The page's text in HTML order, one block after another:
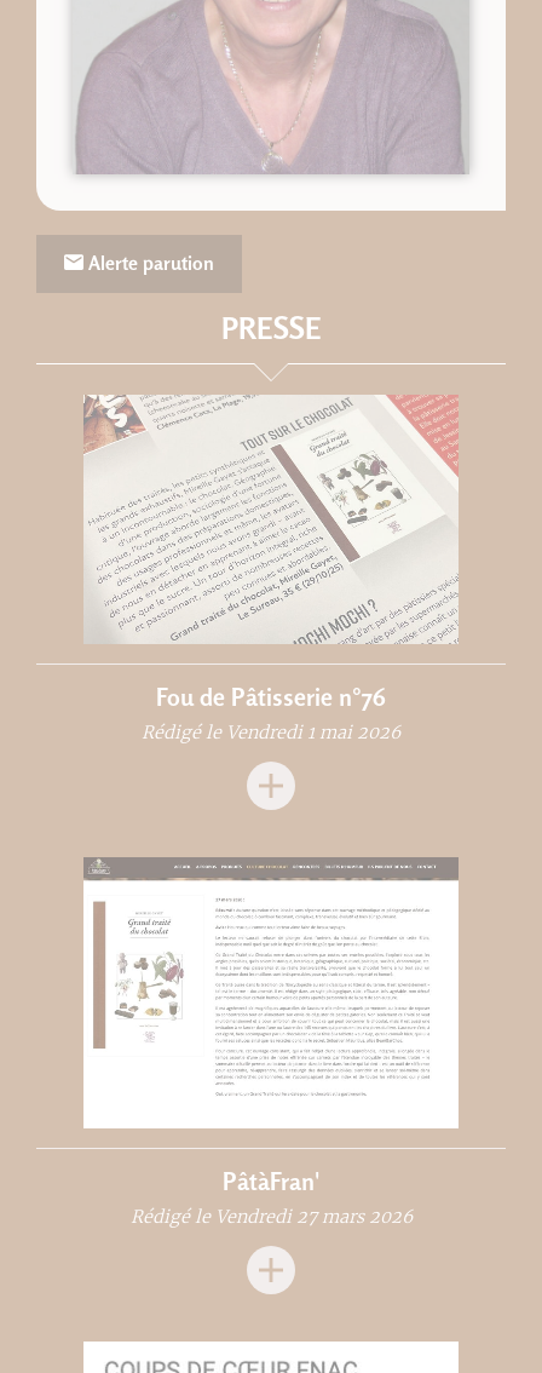
Alerte parution
PRESSE
Fou de Pâtisserie n°76
Rédigé le Vendredi 1 mai 2026
PâtàFran'
Rédigé le Vendredi 27 mars 2026